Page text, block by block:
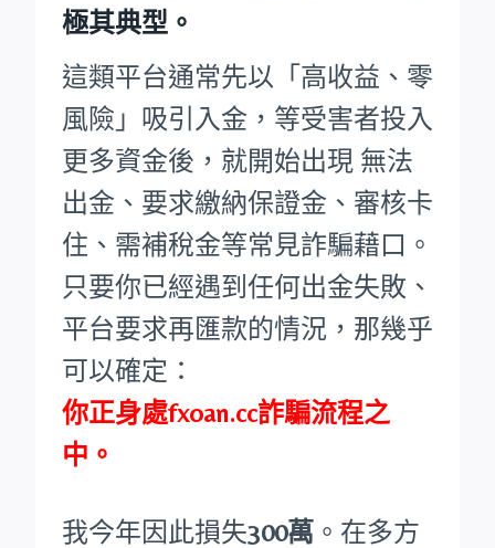
極其典型。
這類平台通常先以「高收益、零
風險」吸引入金，等受害者投入
更多資金後，就開始出現 無法
出金、要求繳納保證金、審核卡
住、需補稅金等常見詐騙藉口。
只要你已經遇到任何出金失敗、
平台要求再匯款的情況，那幾乎
可以確定：
你正身處fxoan.cc詐騙流程之
中。
我今年因此損失300萬 。在多方